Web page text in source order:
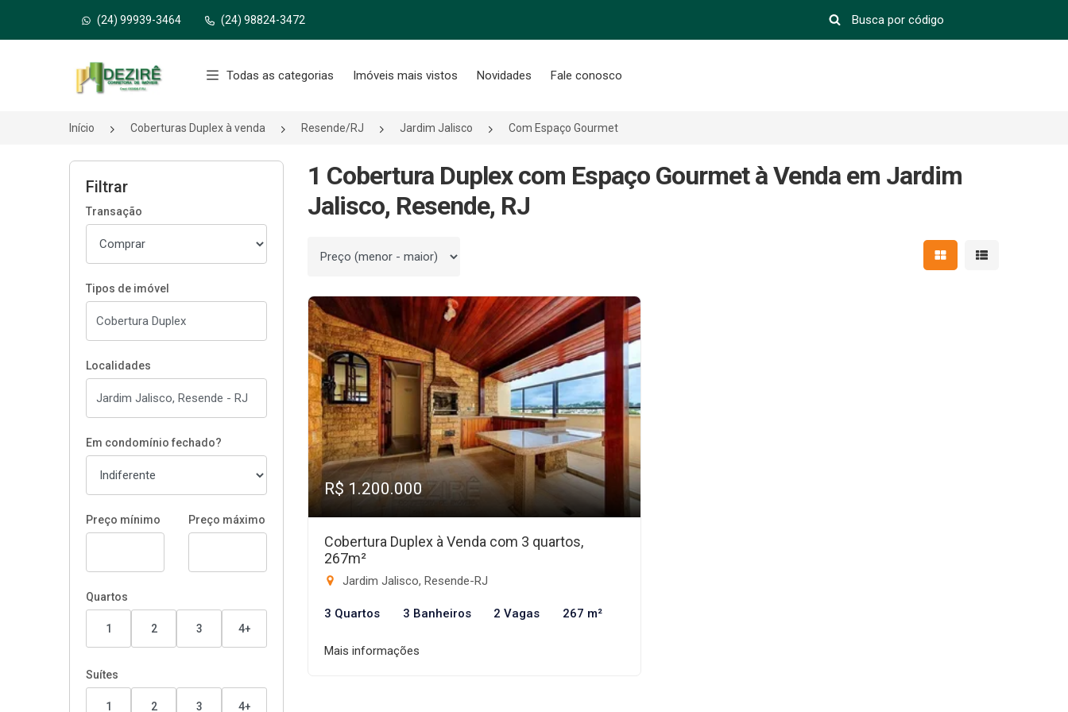
(24) 99939-3464 (24) 98824-3472
Página inicial
Todas as categorias Imóveis mais vistos Novidades Fale conosco
Início Coberturas Duplex à venda Resende/RJ Jardim Jalisco Com Espaço Gourmet
Filtrar
Transação
Tipos de imóvel
Localidades
Em condomínio fechado?
Preço mínimo Preço máximo
Quartos
1 2 3 4+
Suítes
1 2 3 4+
1 Cobertura Duplex com Espaço Gourmet à Venda em Jardim
Jalisco, Resende, RJ
Ordenar por Mostrar resultados em
Mostrar
R$ 1.200.000
Cobertura Duplex à Venda com 3 quartos,
267m²
Jardim Jalisco, Resende-RJ
3 Quartos 3 Banheiros 2 Vagas 267 m²
Mais informações